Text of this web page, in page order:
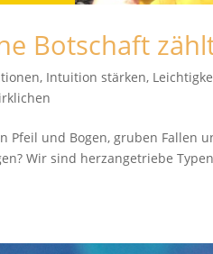
Botschaft
, Intuition stärken,
und Bogen, gruben Fallen
Wir sind herzangetriebe